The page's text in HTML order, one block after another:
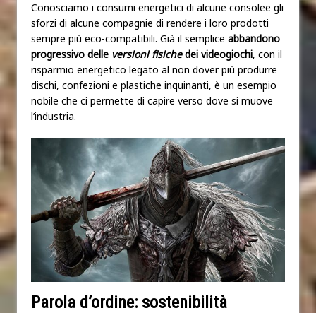
Conosciamo i consumi energetici di alcune consolee gli
sforzi di alcune compagnie di rendere i loro prodotti
sempre più eco-compatibili. Già il semplice abbandono
progressivo delle versioni fisichedei videogiochi, con il
risparmio energetico legato al non dover più produrre
dischi, confezioni e plastiche inquinanti, è un esempio
nobile che ci permette di capire verso dove si muove
l’industria.
Parola d’ordine: sostenibilità